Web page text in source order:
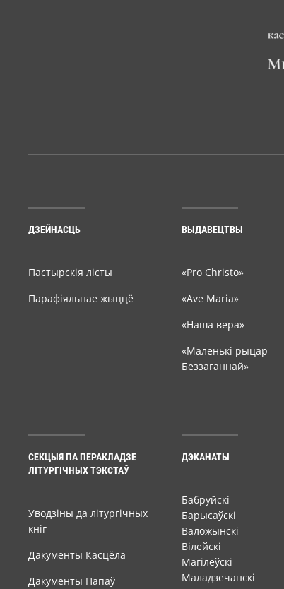
ДЗЕЙНАСЦЬ
Пастырскія лісты
Парафіяльнае жыццё
ВЫДАВЕЦТВЫ
«Pro Christo»
«Ave Maria»
«Наша вера»
«Маленькі рыцар
Беззаганнай»
СЕКЦЫЯ ПА ПЕРАКЛАДЗЕ
ЛІТУРГІЧНЫХ ТЭКСТАЎ
Уводзіны да літургічных
кніг
Дакументы Касцёла
Дакументы Папаў
ДЭКАНАТЫ
Бабруйскі
Барысаўскі
Валожынскі
Вілейскі
Магілёўскі
Маладзечанскі